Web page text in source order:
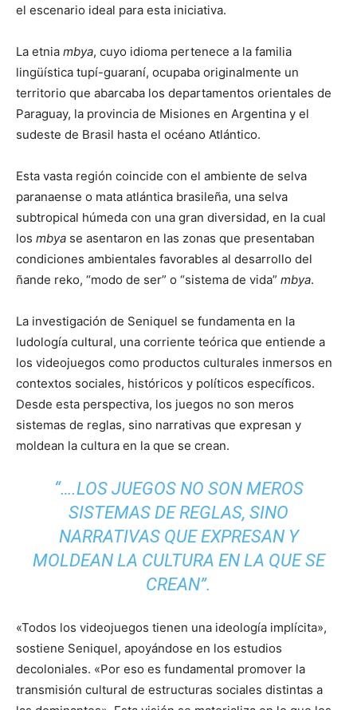
el escenario ideal para esta iniciativa.
La etnia mbya, cuyo idioma pertenece a la familia
lingüística tupí-guaraní, ocupaba originalmente un
territorio que abarcaba los departamentos orientales de
Paraguay, la provincia de Misiones en Argentina y el
sudeste de Brasil hasta el océano Atlántico.
Esta vasta región coincide con el ambiente de selva
paranaense o mata atlántica brasileña, una selva
subtropical húmeda con una gran diversidad, en la cual
los mbya se asentaron en las zonas que presentaban
condiciones ambientales favorables al desarrollo del
ñande reko, “modo de ser” o “sistema de vida” mbya.
La investigación de Seniquel se fundamenta en la
ludología cultural, una corriente teórica que entiende a
los videojuegos como productos culturales inmersos en
contextos sociales, históricos y políticos específicos.
Desde esta perspectiva, los juegos no son meros
sistemas de reglas, sino narrativas que expresan y
moldean la cultura en la que se crean.
“….LOS JUEGOS NO SON MEROS
SISTEMAS DE REGLAS, SINO
NARRATIVAS QUE EXPRESAN Y
MOLDEAN LA CULTURA EN LA QUE SE
CREAN”.
«Todos los videojuegos tienen una ideología implícita»,
sostiene Seniquel, apoyándose en los estudios
decoloniales. «Por eso es fundamental promover la
transmisión cultural de estructuras sociales distintas a